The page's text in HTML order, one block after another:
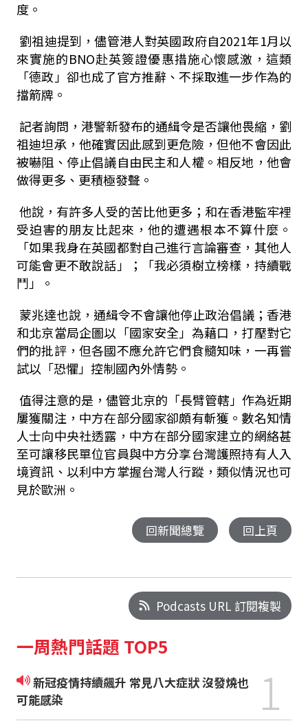
度。
劉祖迪提到，儘管港人對英國政府自2021年1月以
來實施的BNO赴英簽證優惠措施心懷感激，這類
「德政」卻也成了官方推辭、不採取進一步作為的
擋箭牌。
記者詢問，港警新發布的通緝令是否讓他畏縮，劉
祖迪坦承，他確實因此感到更危險，但他不會因此
被嚇阻、停止倡議自由民主和人權。相反地，他會
做得更多、更積極發聲。
他說，有許多人受的苦比他更多；和在香港監牢裡
受迫害的朋友比起來，他的遭遇根本不算什麼。
「如果我身在英國都對自己進行言論審查，其他人
可能會更不敢說話」；「我必須樹立榜樣，持續戰
鬥」。
蒙兆達也說，通緝令不會讓他停止政治倡議；香港
和北京當局企圖以「國家安全」為藉口，打壓對它
們的批評，但各國不應允許它們食髓知味，一再嘗
試以「恐懼」控制國內外情勢。
值得注意的是，儘管北京的「長臂管轄」作為近期
屢獲關注，中方在部分國家卻頗有斬獲。數名知情
人士向中央社透露，中方在部分國家建立的網絡甚
至可讓移民單位官員與中方分享台灣護照持有人入
境資訊、以利中方掌握台灣人行蹤，類似情況也可
見於歐洲。
回新聞總覽 回上頁
Podcasts URL 訂閱複製
一周熱門話題 TOP5
新冠疫情持續飆升 常見八大症狀 沒發燒也
可能感染
1